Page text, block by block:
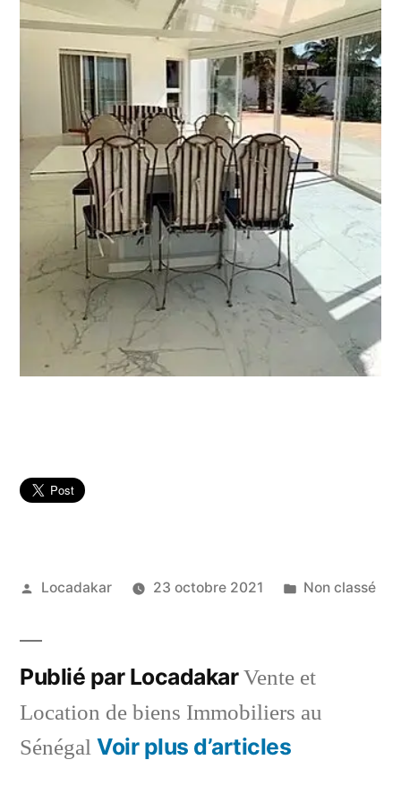
Publié
Locadakar 23 octobre 2021
Publié
Non classé
Publié par LocadakarVente et
Location de biens Immobiliers au
Sénégal Voir plus d’articles